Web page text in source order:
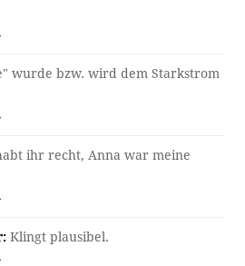
wurde bzw. wird dem Starkstrom
ihr recht, Anna war meine
Klingt plausibel.